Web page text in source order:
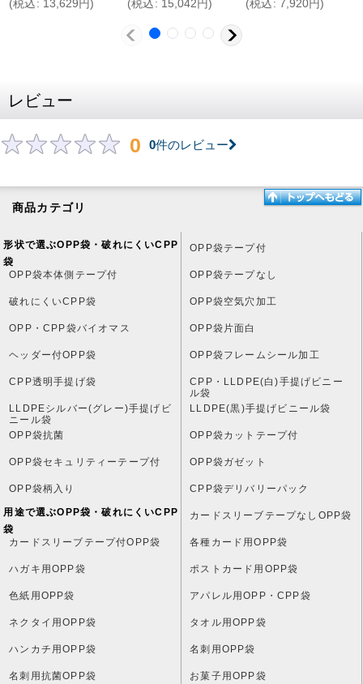
(税込 : 13,629 円 ) (税込 : 15,042 円 ) (税込 : 7,920円 )
レビュー
0 0件のレビュー
商品カテゴリ
形状で選ぶOPP袋・破れにくいCPP
袋
OPP袋テープ付
OPP袋本体側テープ付 OPP袋テープなし
破れにくいCPP袋 OPP袋空気穴加工
OPP・CPP袋バイオマス OPP袋片面白
ヘッダー付OPP袋 OPP袋フレームシール加工
CPP透明手提げ袋
CPP・LLDPE(白)手提げビニー
ル袋
LLDPEシルバー(グレー)手提げビ
ニール袋
LLDPE(黒)手提げビニール袋
OPP袋抗菌 OPP袋カットテープ付
OPP袋セキュリティーテープ付 OPP袋ガゼット
OPP袋柄入り CPP袋デリバリーパック
用途で選ぶOPP袋・破れにくいCPP
袋
カードスリーブテープなしOPP袋
カードスリーブテープ付OPP袋 各種カード用OPP袋
ハガキ用OPP袋 ポストカード用OPP袋
色紙用OPP袋 アパレル用OPP・CPP袋
ネクタイ用OPP袋 タオル用OPP袋
ハンカチ用OPP袋 名刺用OPP袋
名刺用抗菌OPP袋 お菓子用OPP袋